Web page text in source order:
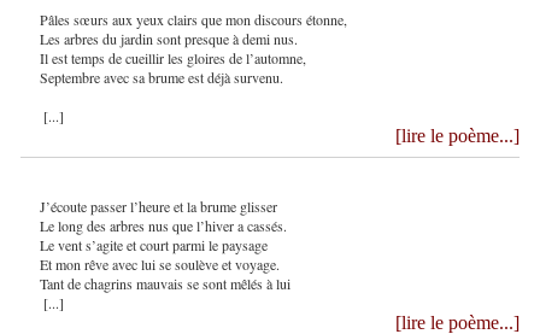
Pâles sœurs aux yeux clairs que mon discours étonne,
Les arbres du jardin sont presque à demi nus.
Il est temps de cueillir les gloires de l’automne,
Septembre avec sa brume est déjà survenu.
[...]
[lire le poème...]
J’écoute passer l’heure et la brume glisser
Le long des arbres nus que l’hiver a cassés.
Le vent s’agite et court parmi le paysage
Et mon rêve avec lui se soulève et voyage.
Tant de chagrins mauvais se sont mêlés à lui
[...]
[lire le poème...]